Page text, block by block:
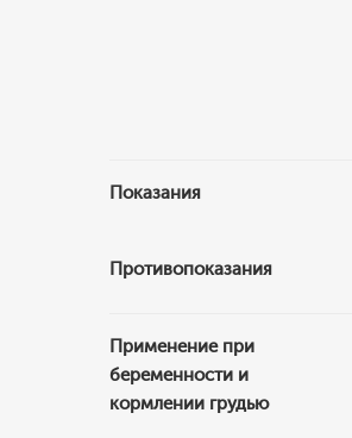
Показания
Противопоказания
Применение при
беременности и
кормлении грудью